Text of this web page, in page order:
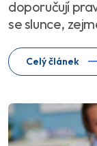
doporučují
se slunce,
Celý článek